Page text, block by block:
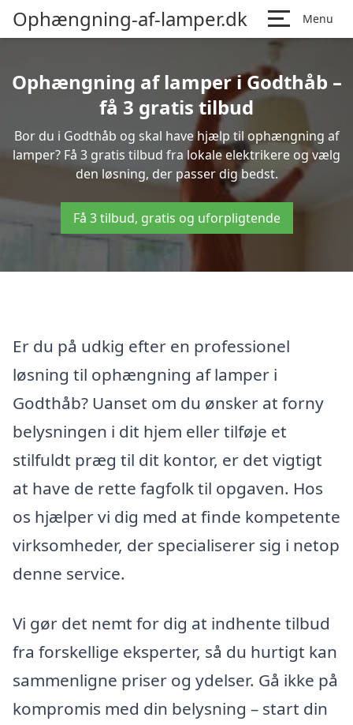
Ophængning-af-lamper.dk Menu
Ophængning af lamper i Godthåb –
få 3 gratis tilbud
Bor du i Godthåb og skal have hjælp til ophængning af
lamper? Få 3 gratis tilbud fra lokale elektrikere og vælg
den løsning, der passer dig bedst.
Få 3 tilbud, gratis og uforpligtende
Er du på udkig efter en professionel
løsning til ophængning af lamper i
Godthåb? Uanset om du ønsker at forny
belysningen i dit hjem eller tilføje et
stilfuldt præg til dit kontor, er det vigtigt
at have de rette fagfolk til opgaven. Hos
os hjælper vi dig med at finde kompetente
virksomheder, der specialiserer sig i netop
denne service.
Vi gør det nemt for dig at indhente tilbud
fra forskellige eksperter, så du hurtigt kan
sammenligne priser og ydelser. Gå ikke på
kompromis med din belysning – start din